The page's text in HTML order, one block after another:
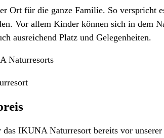
Ort für die ganze Familie. So verspricht
Vor allem Kinder können sich in dem
ausreichend Platz und Gelegenheiten.
IKUNA Naturresort bereits vor